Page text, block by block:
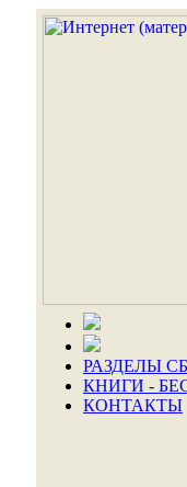
РАЗДЕЛЫ
КНИГИ -
КОНТАКТЫ